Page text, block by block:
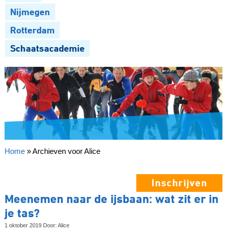
Nijmegen
Rotterdam
Schaatsacademie
Home»Archieven voor Alice
Inschrijven
Meenemen naar de ijsbaan: wat zit er in
je tas?
1 oktober 2019 Door: Alice